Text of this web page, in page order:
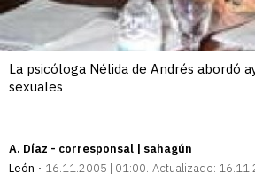
La psicóloga Nélida de Andrés abordó
sexuales
A. Díaz - corresponsal | sahagún
León
16.11.2005 | 01:00 Actualizado: